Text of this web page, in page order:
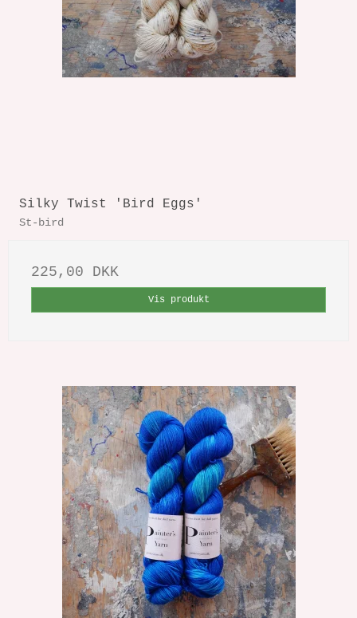
Silky Twist 'Bird Eggs'
St-bird
225,00 DKK
Vis produkt